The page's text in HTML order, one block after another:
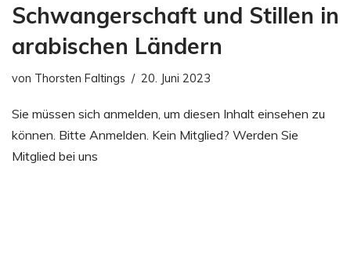
Schwangerschaft und Stillen in
arabischen Ländern
von Thorsten Faltings 20. Juni 2023
Sie müssen sich anmelden, um diesen Inhalt einsehen zu
können. Bitte Anmelden. Kein Mitglied? Werden Sie
Mitglied bei uns